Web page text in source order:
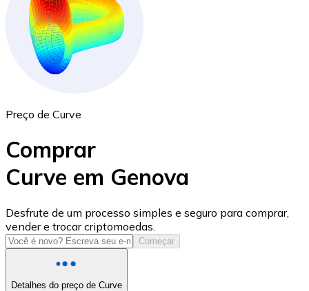
Ethereum
ETH
USD Coin
USDC
Preço de Curve
Comprar
Curve em Genova
Desfrute de um processo simples e seguro para comprar,
vender e trocar criptomoedas.
Começar
Detalhes do preço de Curve